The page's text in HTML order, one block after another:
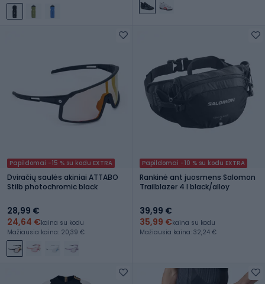
Papildomai -15 % su kodu EXTRA
Dviračių saulės akiniai ATTABO
Stilb photochromic black
28,99 €
24,64 €kaina su kodu
Mažiausia kaina: 20,39 €
Papildomai -10 % su kodu EXTRA
Rankinė ant juosmens Salomon
Trailblazer 4 l black/alloy
39,99 €
35,99 €kaina su kodu
Mažiausia kaina: 32,24 €